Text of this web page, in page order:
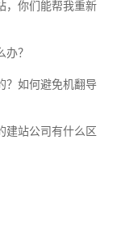
，你们能帮我重新
？
？如何避免机翻导
建站公司有什么区